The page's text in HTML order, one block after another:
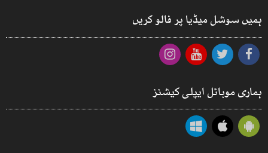
ہمیں سوشل میڈیا پر فالو کریں
ہماری موبائل ایپلی کیشنز